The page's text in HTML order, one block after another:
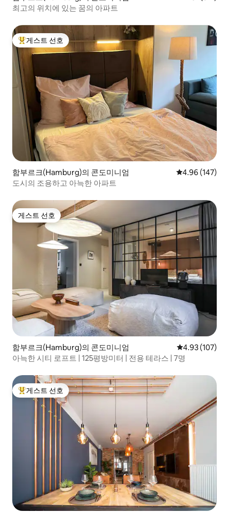
최고의 위치에 있는 꿈의 아파트
상위 게스트 선호
게스트 선호
함부르크(Hamburg)의 콘도미니엄 평점 4.96점(5
4.96 (147)
도시의 조용하고 아늑한 아파트
게스트 선호
게스트 선호
함부르크(Hamburg)의 콘도미니엄 평점 4.93점(5
4.93 (107)
아늑한 시티 로프트 | 125평방미터 | 전용 테라스 | 7명
상위 게스트 선호
게스트 선호